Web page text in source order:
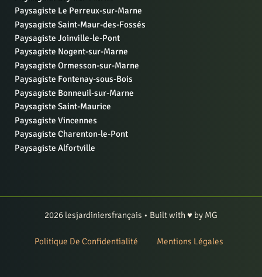
Paysagiste Le Perreux-sur-Marne
Paysagiste Saint-Maur-des-Fossés
Paysagiste Joinville-le-Pont
Paysagiste Nogent-sur-Marne
Paysagiste Ormesson-sur-Marne
Paysagiste Fontenay-sous-Bois
Paysagiste Bonneuil-sur-Marne
Paysagiste Saint-Maurice
Paysagiste Vincennes
Paysagiste Charenton-le-Pont
Paysagiste Alfortville
2026 lesjardiniersfrançais • Built with ♥ by MG
Politique De Confidentialité Mentions Légales